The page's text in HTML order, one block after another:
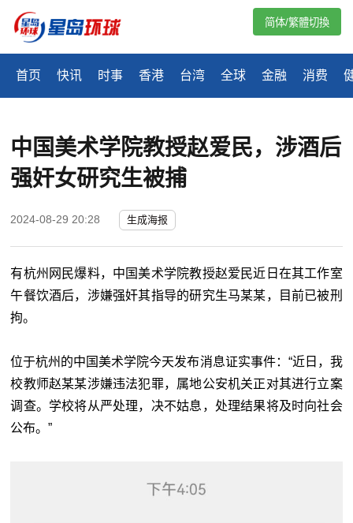
首页 快讯 时事 香港 台湾 全球 金融 消费
简体/繁體切換
中国美术学院教授赵爱民，涉酒后
强奸女研究生被捕
2024-08-29 20:28 生成海报
有杭州网民爆料，中国美术学院教授赵爱民近日在其工作室
午餐饮酒后，涉嫌强奸其指导的研究生马某某，目前已被刑
拘。
位于杭州的中国美术学院今天发布消息证实事件：“近日，我
校教师赵某某涉嫌违法犯罪，属地公安机关正对其进行立案
调查。学校将从严处理，决不姑息，处理结果将及时向社会
公布。”